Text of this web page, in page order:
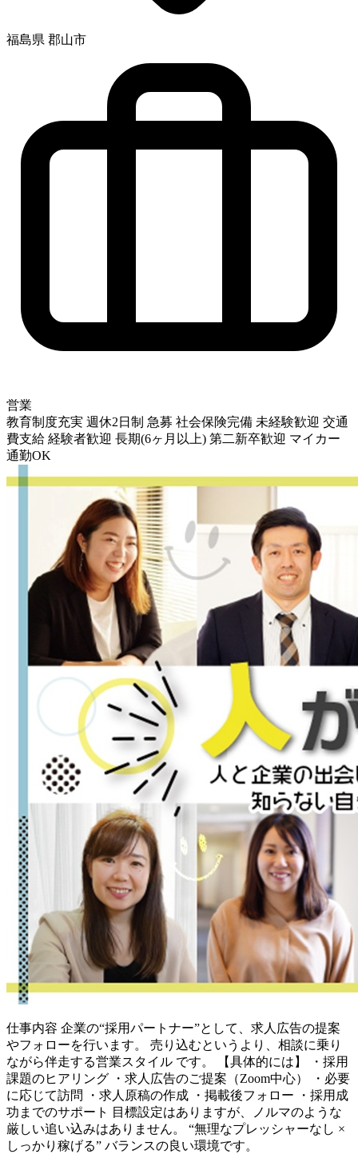
福島県 郡山市
営業
教育制度充実 週休2日制 急募 社会保険完備 未経験歓迎 交通
費支給 経験者歓迎 長期(6ヶ月以上) 第二新卒歓迎 マイカー
通勤OK
仕事内容 企業の“採用パートナー”として、求人広告の提案
やフォローを行います。 売り込むというより、相談に乗り
ながら伴走する営業スタイル です。 【具体的には】 ・採用
課題のヒアリング ・求人広告のご提案（Zoom中心） ・必要
に応じて訪問 ・求人原稿の作成 ・掲載後フォロー ・採用成
功までのサポート 目標設定はありますが、ノルマのような
厳しい追い込みはありません。 “無理なプレッシャーなし ×
しっかり稼げる” バランスの良い環境です。